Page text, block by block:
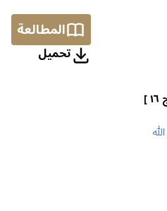
المطالعة
تحمیل
]